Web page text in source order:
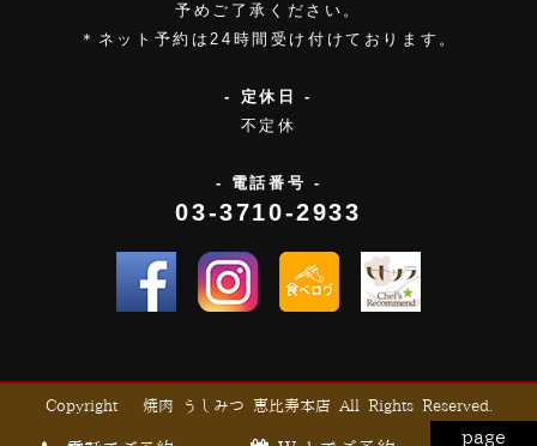
予めご了承ください。
＊ネット予約は24時間受け付けております。
- 定休日 -
不定休
- 電話番号 -
03-3710-2933
Copyright © 焼肉 うしみつ 恵比寿本店 All Rights Reserved.
page